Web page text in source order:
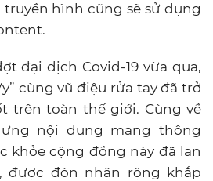
hình cũng sẽ sử dụng
đại dịch Covid-19 vừa qua,
cùng vũ điệu rửa tay đã trở
trên toàn thế giới. Cùng về
nội dung mang thông
khỏe cộng đồng này đã lan
được đón nhận rộng khắp